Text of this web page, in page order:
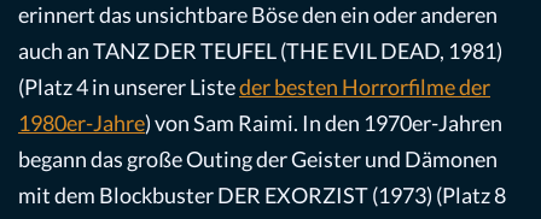
erinnert das unsichtbare Böse den ein oder anderen
auch an TANZ DER TEUFEL (THE EVIL DEAD, 1981)
(Platz 4 in unserer Listeder besten Horrorfilme der
1980er-Jahre) von Sam Raimi. In den 1970er-Jahren
begann das große Outing der Geister und Dämonen
mit dem Blockbuster DER EXORZIST (1973) (Platz 8